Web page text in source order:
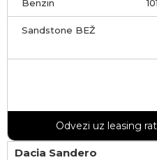
Benzin
Sandstone BEŽ
Odvezi uz leasing
Dacia Sandero